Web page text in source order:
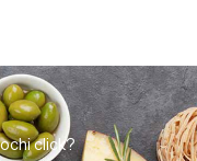
click?